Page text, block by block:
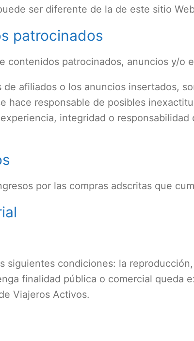
ser diferente de la de este sitio
patrocinados
contenidos patrocinados, anuncios y/o
afiliados o los anuncios insertados,
hace responsable de posibles
integridad o
por las compras adscritas que
siguientes condiciones: la
finalidad pública o comercial queda
Viajeros Activos.